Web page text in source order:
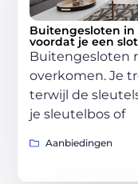
Buitengesloten in
voordat je een
Buitengesloten
overkomen. Je
terwijl de
je sleutelbos of
Aanbiedingen